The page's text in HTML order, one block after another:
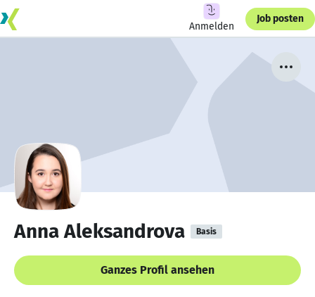
Anmelden
Job posten
Anna Aleksandrova Basis
Ganzes Profil ansehen